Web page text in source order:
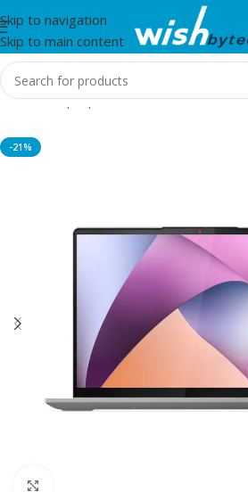
Skip to navigation
Skip to main content
Home/Laptop
-21%